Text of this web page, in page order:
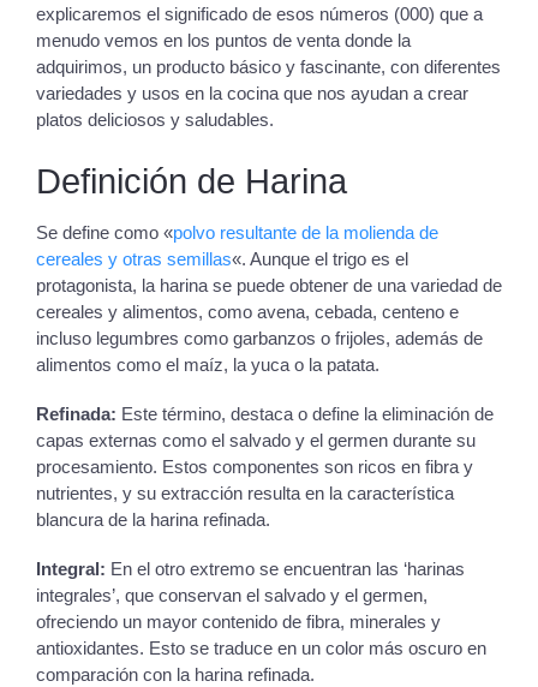
explicaremos el significado de esos números (000) que a
menudo vemos en los puntos de venta donde la
adquirimos, un producto básico y fascinante, con diferentes
variedades y usos en la cocina que nos ayudan a crear
platos deliciosos y saludables.
Definición de Harina
Se define como «polvo resultante de la molienda de
cereales y otras semillas«. Aunque el trigo es el
protagonista, la harina se puede obtener de una variedad de
cereales y alimentos, como avena, cebada, centeno e
incluso legumbres como garbanzos o frijoles, además de
alimentos como el maíz, la yuca o la patata.
Refinada: Este término, destaca o define la eliminación de
capas externas como el salvado y el germen durante su
procesamiento. Estos componentes son ricos en fibra y
nutrientes, y su extracción resulta en la característica
blancura de la harina refinada.
Integral: En el otro extremo se encuentran las ‘harinas
integrales’, que conservan el salvado y el germen,
ofreciendo un mayor contenido de fibra, minerales y
antioxidantes. Esto se traduce en un color más oscuro en
comparación con la harina refinada.